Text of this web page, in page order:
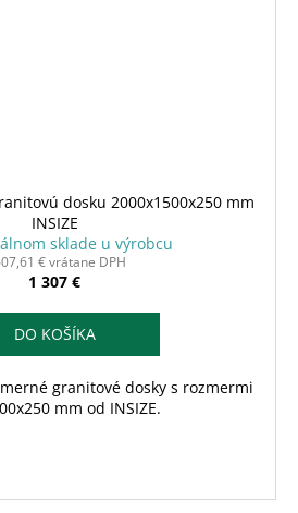
dosku 2000x1500x250 mm
INSIZE
sklade u výrobcu
€ vrátane DPH
1 307 €
DO KOŠÍKA
granitové dosky s rozmermi
mm od INSIZE.